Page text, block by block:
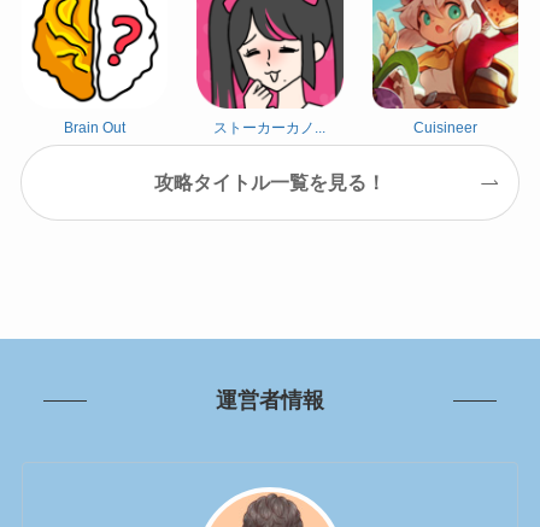
Brain Out ストーカーカノ... Cuisineer
攻略タイトル一覧を見る！
運営者情報